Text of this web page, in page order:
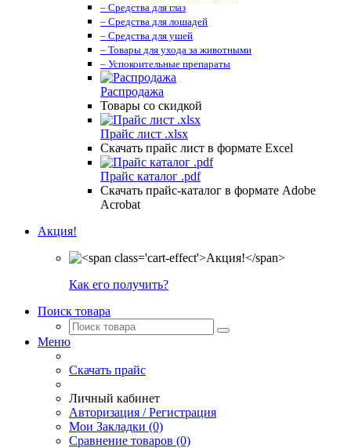
– Средства для глаз
– Средства для лошадей
– Средства для ушей
– Товары для ухода за животными
– Успокоительные препараты
Распродажа
Товары со скидкой
Прайс лист .xlsx
Скачать прайс лист в формате Excel
Прайс каталог .pdf
Скачать прайс-каталог в формате Adobe
Acrobat
Акция!
Как его получить?
Поиск товара
Меню
Скачать прайс
Личный кабинет
Авторизация / Регистрация
Мои Закладки (0)
Сравнение товаров (0)